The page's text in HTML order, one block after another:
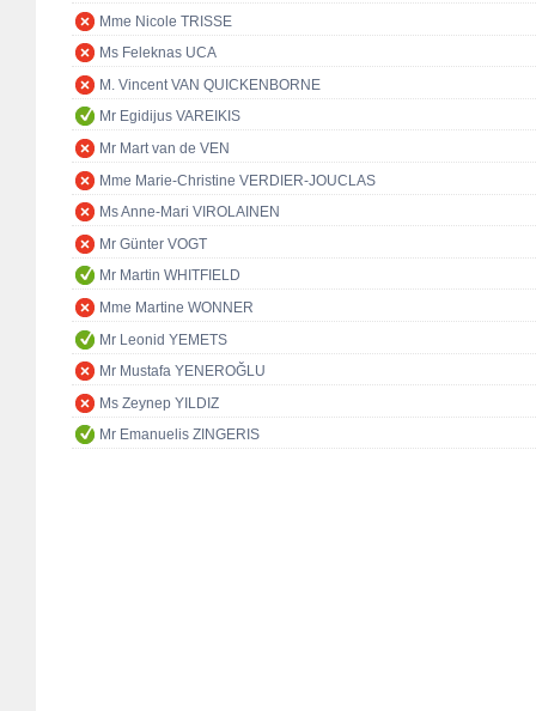
Mme Nicole TRISSE
Ms Feleknas UCA
M. Vincent VAN QUICKENBORNE
Mr Egidijus VAREIKIS
Mr Mart van de VEN
Mme Marie-Christine VERDIER-JOUCLAS
Ms Anne-Mari VIROLAINEN
Mr Günter VOGT
Mr Martin WHITFIELD
Mme Martine WONNER
Mr Leonid YEMETS
Mr Mustafa YENEROĞLU
Ms Zeynep YILDIZ
Mr Emanuelis ZINGERIS